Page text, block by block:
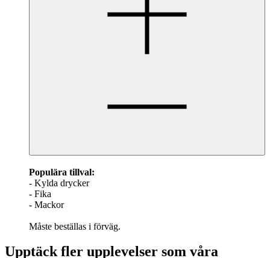
Populära tillval:
- Kylda drycker
- Fika
- Mackor
Måste beställas i förväg.
Upptäck fler upplevelser som våra